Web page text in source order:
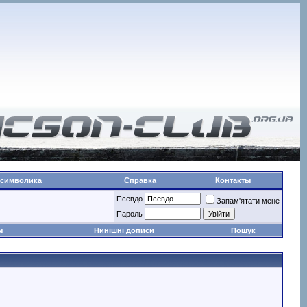
Справка Контакты
Псевдо
Запам'ятати мене
Пароль
Нинішні дописи Пошук